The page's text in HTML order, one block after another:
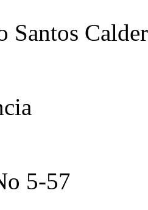
Santos
5-57